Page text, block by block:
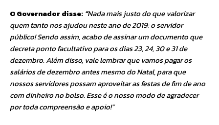
O Governador disse: “Nada mais justo do que valorizar
quem tanto nos ajudou neste ano de 2019: o servidor
público! Sendo assim, acabo de assinar um documento que
decreta ponto facultativo para os dias 23, 24, 30 e 31 de
dezembro. Além disso, vale lembrar que vamos pagar os
salários de dezembro antes mesmo do Natal, para que
nossos servidores possam aproveitar as festas de fim de ano
com dinheiro no bolso. Esse é o nosso modo de agradecer
por toda compreensão e apoio!”